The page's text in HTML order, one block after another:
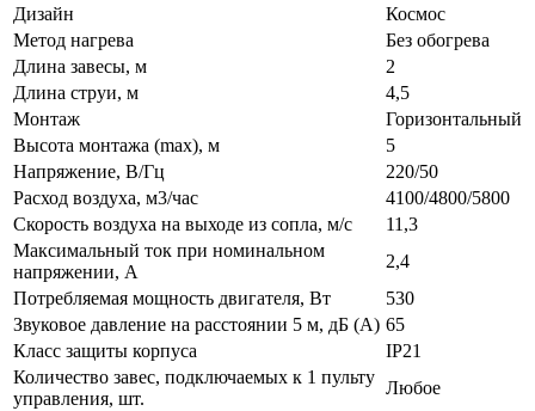
Дизайн
Космос
Метод нагрева
Без обогрева
Длина завесы, м
2
Длина струи, м
4,5
Монтаж
Горизонтальный
Высота монтажа (max), м
5
Напряжение, В/Гц
220/50
Расход воздуха, м3/час
4100/4800/5800
Скорость воздуха на выходе из сопла, м/с
11,3
Максимальный ток при номинальном
напряжении, А
2,4
Потребляемая мощность двигателя, Вт
530
Звуковое давление на расстоянии 5 м, дБ (А) 65
Класс защиты корпуса
IP21
Количество завес, подключаемых к 1 пульту
управления, шт.
Любое